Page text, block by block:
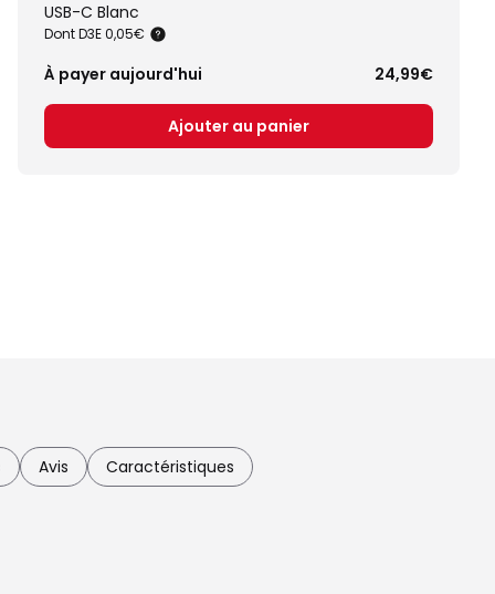
USB-C Blanc
Dont D3E 0,05€
À payer aujourd'hui 24,99€
Ajouter au panier
Avis Caractéristiques